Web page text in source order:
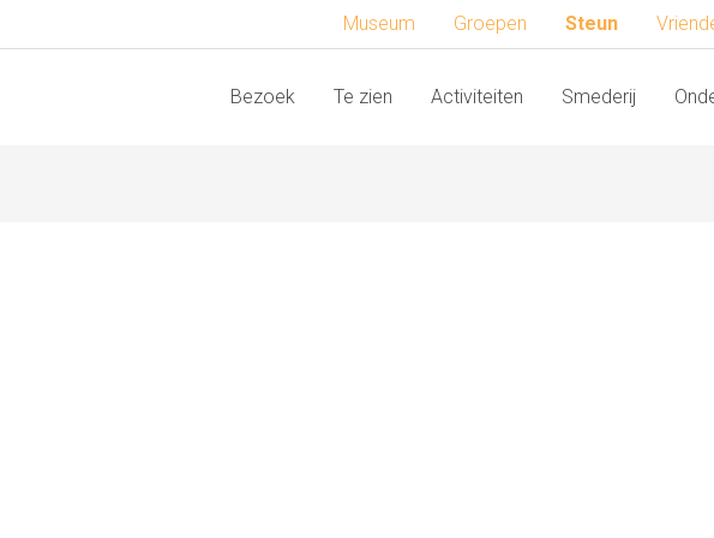
Museum Groepen Steun
Bezoek Te zien Activiteiten Smederij